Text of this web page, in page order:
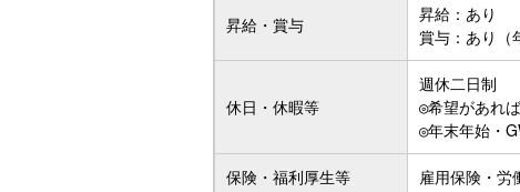
昇給・賞与
昇給：あり
賞与：あり（
休日・休暇等
週休二日制
◎希望があれ
◎年末年始・
保険・福利厚生等 雇用保険・労